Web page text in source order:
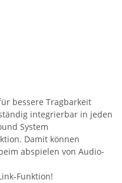
bessere Tragbarkeit
integrierbar in jeden
System
Damit können
abspielen von Audio-
Funktion!